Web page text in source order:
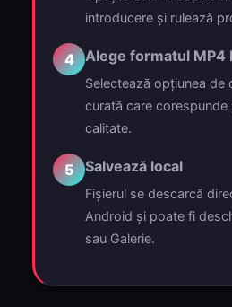
introducere și rulează
4 Alege formatul MP4
Selectează opțiunea de
curată care corespunde
calitate.
5 Salvează local
Fișierul se descarcă
Android și poate fi
sau Galerie.